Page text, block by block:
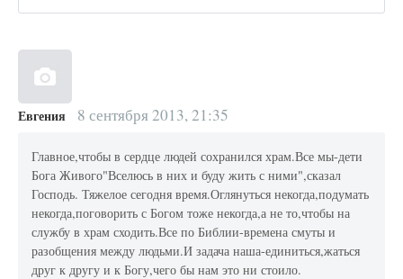
Евгения 8 сентября 2013, 21:35
Главное,чтобы в сердце людей сохранился храм.Все мы-дети
Бога Живого"Вселюсь в них и буду жить с ними",сказал
Господь. Тяжелое сегодня время.Оглянуться некогда,подумать
некогда,поговорить с Богом тоже некогда,а не то,чтобы на
службу в храм сходить.Все по Библии-времена смуты и
разобщения между людьми.И задача наша-единиться,жаться
друг к другу и к Богу,чего бы нам это ни стоило.